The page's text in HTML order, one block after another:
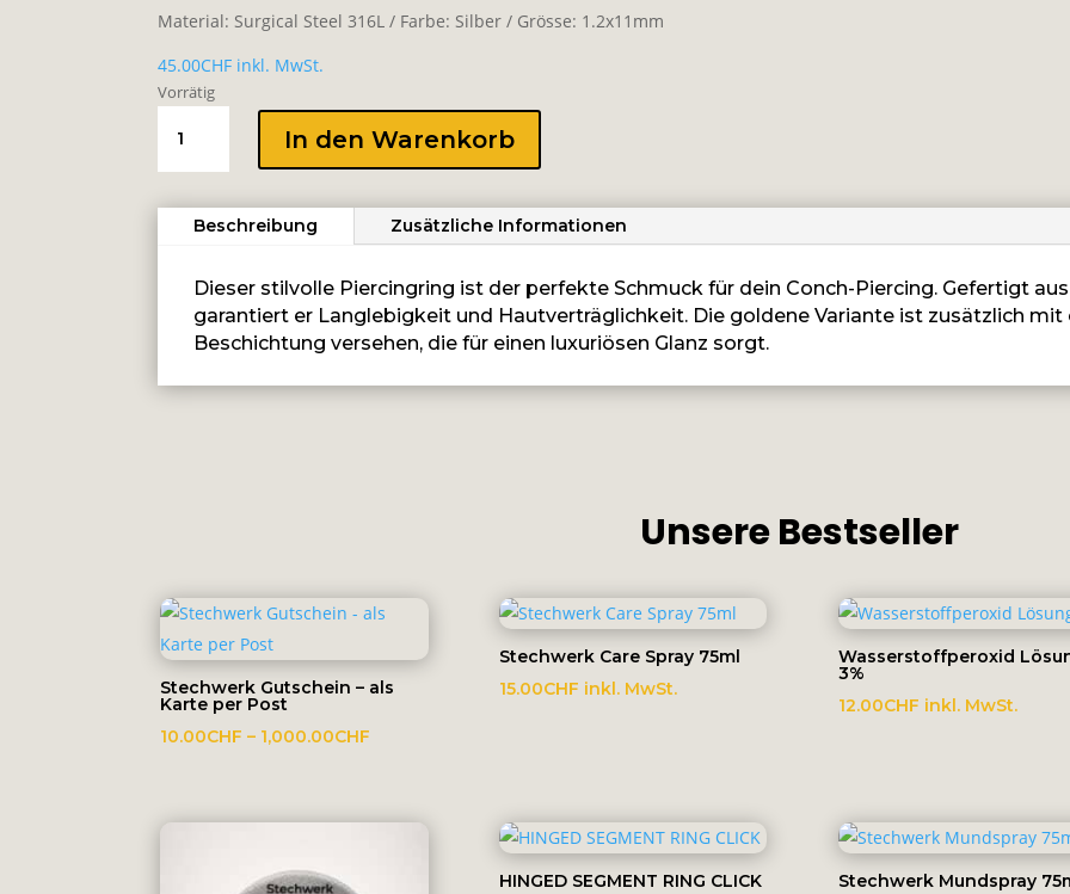
Material: Surgical Steel 316L / Farbe: Silber / Grösse: 1.2x11mm
45.00CHF inkl. MwSt.
Vorrätig
CONCH
RING
CROSS
In den Warenkorb
Beschreibung Zusätzliche Informationen
Dieser stilvolle Piercingring ist der perfekte Schmuck für dein Conch-Piercing. Gefertigt
garantiert er Langlebigkeit und Hautverträglichkeit. Die goldene Variante ist zusätzlich mit
Beschichtung versehen, die für einen luxuriösen Glanz sorgt.
Unsere Bestseller
Stechwerk Gutschein – als
Karte per Post
10.00CHF – 1,000.00CHF
1,000.00CHF
Stechwerk Care Spray 75ml
15.00CHF inkl. MwSt.
Wasserstoffperoxid
3%
12.00CHF inkl. MwSt.
HINGED SEGMENT RING CLICK
Stechwerk Mundspray